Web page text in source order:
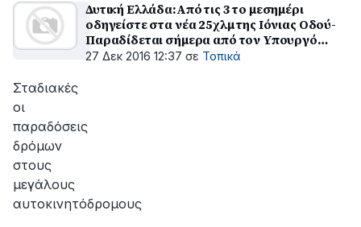
Δυτική Ελλάδα:Από τις 3 το μεσημέρι
οδηγείστε στα νέα 25χλμ της Ιόνιας Οδού-
Παραδίδεται σήμερα από τον Υπουργό
Υποδομών το τμήμα από Κουβαρά μέχρι
27 Δεκ 2016 12:37 σε Τοπικά
Σταδιακές
οι
παραδόσεις
δρόμων
στους
μεγάλους
αυτοκινητόδρομους